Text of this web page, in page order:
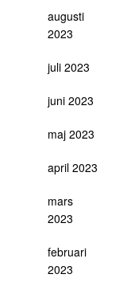
augusti
2023
juli 2023
juni 2023
maj 2023
april 2023
mars
2023
februari
2023